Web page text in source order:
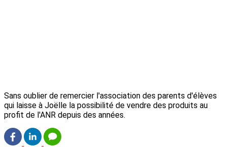
Sans oublier de remercier l'association des parents d'élèves
qui laisse à Joëlle la possibilité de vendre des produits au
profit de l'ANR depuis des années.